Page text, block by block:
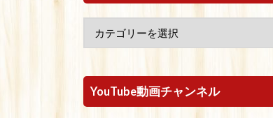
YouTube動画チャンネル